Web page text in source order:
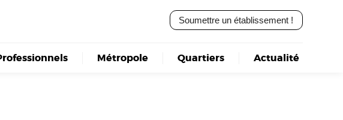
Soumettre un établissement !
Métropole Quartiers Actualité